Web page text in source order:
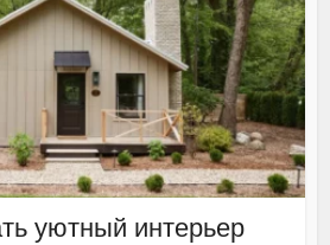
уютный интерьер